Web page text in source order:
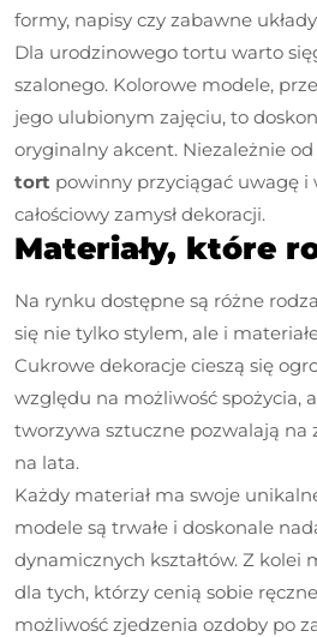
formy, napisy czy zabawne
Dla urodzinowego tortu warto
szalonego. Kolorowe modele,
jego ulubionym zajęciu, to
oryginalny akcent. Niezależnie
tort powinny przyciągać uwagę i
całościowy zamysł dekoracji.
Materiały, które
Na rynku dostępne są różne
się nie tylko stylem, ale i
Cukrowe dekoracje cieszą się
względu na możliwość spożycia,
tworzywa sztuczne pozwalają
na lata.
Każdy materiał ma swoje
modele są trwałe i doskonale
dynamicznych kształtów. Z kolei
dla tych, którzy cenią sobie
możliwość zjedzenia ozdoby po